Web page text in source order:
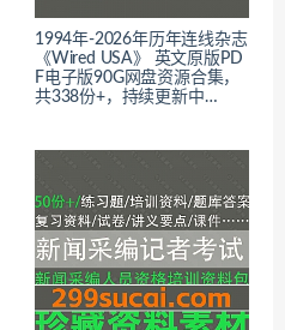
1994年-2026年历年连线杂志
《Wired USA》 英文原版PD
F电子版90G网盘资源合集，
共338份+，持续更新中…